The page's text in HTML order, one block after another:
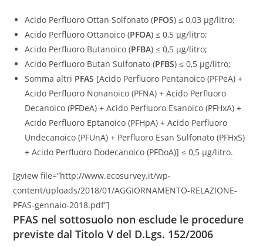
Acido Perfluoro Ottan Solfonato (PFOS) ≤ 0,03 µg/litro;
Acido Perfluoro Ottanoico (PFOA) ≤ 0,5 µg/litro;
Acido Perfluoro Butanoico (PFBA) ≤ 0,5 µg/litro;
Acido Perfluoro Butan Sulfonato (PFBS) ≤ 0,5 µg/litro;
Somma altri PFAS [Acido Perfluoro Pentanoico (PFPeA) +
Acido Perfluoro Nonanoico (PFNA) + Acido Perfluoro
Decanoico (PFDeA) + Acido Perfluoro Esanoico (PFHxA) +
Acido Perfluoro Eptanoico (PFHpA) + Acido Perfluoro
Undecanoico (PFUnA) + Perfluoro Esan Sulfonato (PFHxS)
+ Acido Perfluoro Dodecanoico (PFDoA)] ≤ 0,5 µg/litro.
[gview file=”http://www.ecosurvey.it/wp-
content/uploads/2018/01/AGGIORNAMENTO-RELAZIONE-
PFAS-gennaio-2018.pdf”]
PFAS nel sottosuolo non esclude le procedure
previste dal Titolo V del D.Lgs. 152/2006